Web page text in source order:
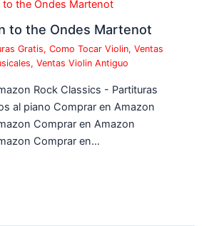
to the Ondes Martenot
Gratis,Como Tocar Violin,Ventas
,Ventas Violin Antiguo
Rock Classics - Partituras
al piano Comprar en Amazon
Comprar en Amazon
Comprar en…